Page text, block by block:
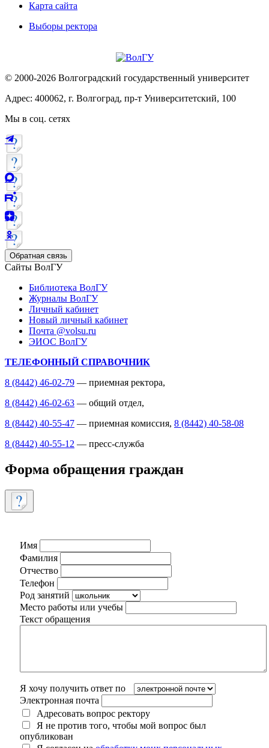
Карта сайта
Выборы ректора
© 2000-2026 Волгоградский государственный университет
Адрес: 400062, г. Волгоград, пр-т Университетский, 100
Мы в соц. сетях
Обратная связь
Сайты ВолГУ
Библиотека ВолГУ
Журналы ВолГУ
Личный кабинет
Новый личный кабинет
Почта @volsu.ru
ЭИОС ВолГУ
ТЕЛЕФОННЫЙ СПРАВОЧНИК
8 (8442) 46-02-79 — приемная ректора,
8 (8442) 46-02-63 — общий отдел,
8 (8442) 40-55-47 — приемная комиссия, 8 (8442) 40-58-08
8 (8442) 40-55-12 — пресс-служба
Форма обращения граждан
Имя
Фамилия
Отчество
Телефон
Род занятий
Место работы или учебы
Текст обращения
Я хочу получить ответ по
Электронная почта
Адресовать вопрос ректору
Я не против того, чтобы мой вопрос был
опубликован